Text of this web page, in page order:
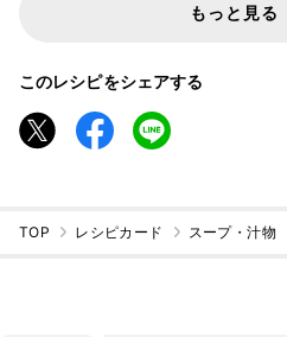
もっと見る
このレシピをシェアする
TOP レシピカード スープ・汁物